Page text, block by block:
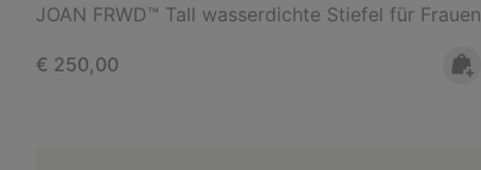
JOAN FRWD™ Tall wasserdichte Stiefel für Frauen
Regular price:
€ 250,00